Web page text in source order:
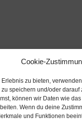
Cookie-
zu bieten,
speichern und/oder darauf
können wir Daten wie
Wenn du deine
und Funktionen
Impressum
Datenschutz